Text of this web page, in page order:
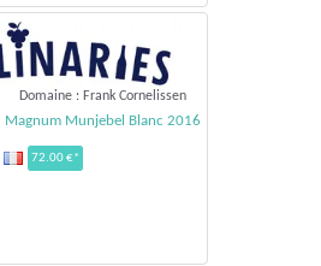
Domaine : Frank Cornelissen
Magnum Munjebel Blanc 2016
72.00 €*